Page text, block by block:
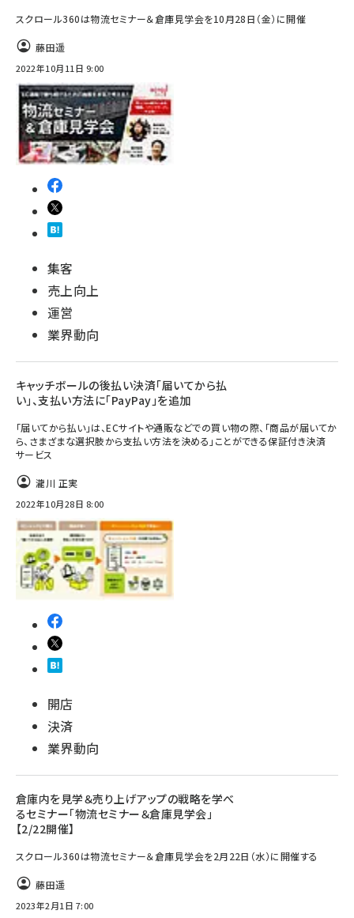
スクロール360は物流セミナー＆倉庫見学会を10月28日（金）に開催
藤田遥
2022年10月11日 9:00
集客
売上向上
運営
業界動向
キャッチボールの後払い決済「届いてから払
い」、支払い方法に「PayPay」を追加
「届いてから払い」は、ECサイトや通販などでの買い物の際、「商品が届いてか
ら、さまざまな選択肢から支払い方法を決める」ことができる保証付き決済
サービス
瀧川 正実
2022年10月28日 8:00
開店
決済
業界動向
倉庫内を見学＆売り上げアップの戦略を学べ
るセミナー「物流セミナー＆倉庫見学会」
【2/22開催】
スクロール360は物流セミナー＆倉庫見学会を2月22日（水）に開催する
藤田遥
2023年2月1日 7:00